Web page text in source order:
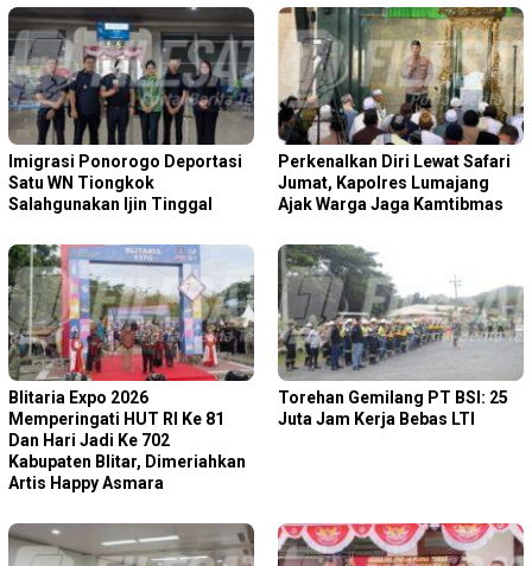
Imigrasi Ponorogo Deportasi
Satu WN Tiongkok
Salahgunakan Ijin Tinggal
Perkenalkan Diri Lewat Safari
Jumat, Kapolres Lumajang
Ajak Warga Jaga Kamtibmas
Blitaria Expo 2026
Memperingati HUT RI Ke 81
Dan Hari Jadi Ke 702
Kabupaten Blitar, Dimeriahkan
Artis Happy Asmara
Torehan Gemilang PT BSI: 25
Juta Jam Kerja Bebas LTI